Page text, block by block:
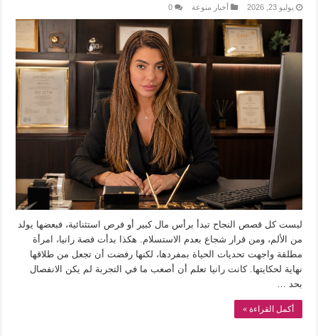
يوليو 23, 2026 أخبار منوعة 0
ليست كل قصص النجاح تبدأ برأس مال كبير أو فرص استثنائية، فبعضها يولد
من الألم، ومن قرار شجاع بعدم الاستسلام. هكذا بدأت قصة رانيا، امرأة
مطلقة واجهت تحديات الحياة بمفردها، لكنها رفضت أن تجعل من طلاقها
نهاية لحكايتها. كانت رانيا تعلم أن أصعب ما في التجربة لم يكن الانفصال
بحد …
أكمل القراءة »